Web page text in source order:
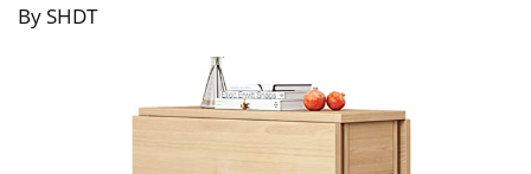
By SHDT